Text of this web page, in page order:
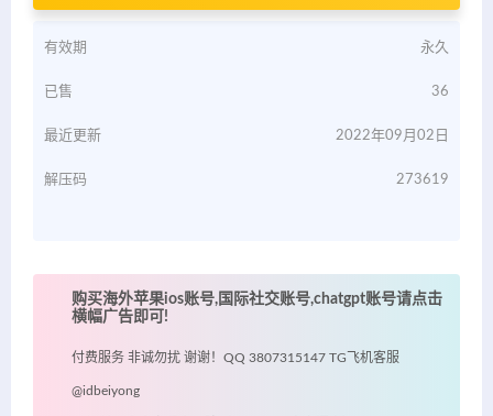
有效期 永久
已售 36
最近更新 2022年09月02日
解压码 273619
购买海外苹果ios账号,国际社交账号,chatgpt账号请点击
横幅广告即可!
付费服务 非诚勿扰 谢谢！QQ 3807315147 TG飞机客服
@idbeiyong